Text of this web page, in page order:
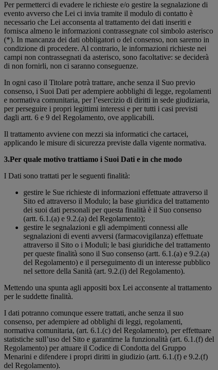
Per permetterci di evadere le richieste e/o gestire la segnalazione di
evento avverso che Lei ci invia tramite il modulo di contatto è
necessario che Lei acconsenta al trattamento dei dati inseriti e
fornisca almeno le informazioni contrassegnate col simbolo asterisco
(*). In mancanza dei dati obbligatori o del consenso, non saremo in
condizione di procedere. Al contrario, le informazioni richieste nei
campi non contrassegnati da asterisco, sono facoltative: se deciderà
di non fornirli, non ci saranno conseguenze.
In ogni caso il Titolare potrà trattare, anche senza il Suo previo
consenso, i Suoi Dati per adempiere aobblighi di legge, regolamenti
e normativa comunitaria, per l’esercizio di diritti in sede giudiziaria,
per perseguire i propri legittimi interessi e per tutti i casi previsti
dagli artt. 6 e 9 del Regolamento, ove applicabili.
Il trattamento avviene con mezzi sia informatici che cartacei,
applicando le misure di sicurezza previste dalla vigente normativa.
3.Per quale motivo trattiamo i Suoi Dati e in che modo
I Dati sono trattati per le seguenti finalità:
gestire le Sue richieste di informazioni effettuate attraverso il
Sito ed attraverso il Modulo; la base giuridica del trattamento
dei suoi dati personali per questa finalità è il Suo consenso
(artt. 6.1.(a) e 9.2.(a) del Regolamento);
gestire le segnalazioni e gli adempimenti connessi alle
segnalazioni di eventi avversi (farmacovigilanza) effettuate
attraverso il Sito o i Moduli; le basi giuridiche del trattamento
per queste finalità sono il Suo consenso (artt. 6.1.(a) e 9.2.(a)
del Regolamento) e il perseguimento di un interesse pubblico
nel settore della Sanità (art. 9.2.(i) del Regolamento).
Mettendo una spunta agli appositi box Lei acconsente al trattamento
per le suddette finalità.
I dati potranno comunque essere trattati, anche senza il suo
consenso, per adempiere ad obblighi di leggi, regolamenti,
normativa comunitaria, (art. 6.1.(c) del Regolamento), per effettuare
statistiche sull’uso del Sito e garantirne la funzionalità (art. 6.1.(f) del
Regolamento) per attuare il Codice di Condotta del Gruppo
Menarini e difendere i propri diritti in giudizio (artt. 6.1.(f) e 9.2.(f)
del Regolamento).